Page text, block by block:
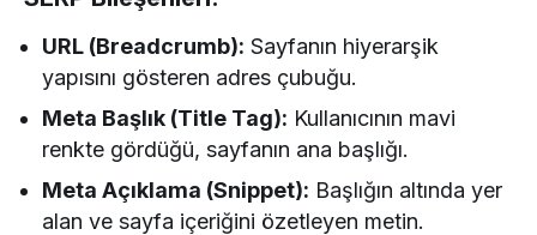
URL (Breadcrumb): Sayfanın hiyerarşik
yapısını gösteren adres çubuğu.
Meta Başlık (Title Tag): Kullanıcının mavi
renkte gördüğü, sayfanın ana başlığı.
Meta Açıklama (Snippet): Başlığın altında yer
alan ve sayfa içeriğini özetleyen metin.